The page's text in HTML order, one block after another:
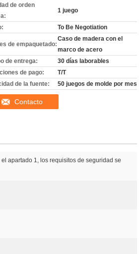
de orden
1 juego
To Be Negotiation
de empaquetado:
Caso de madera con el
marco de acero
de entrega:
30 días laborables
de pago:
T/T
de la fuente:
50 juegos de molde por mes
Contacto
apartado 1, los requisitos de seguridad se